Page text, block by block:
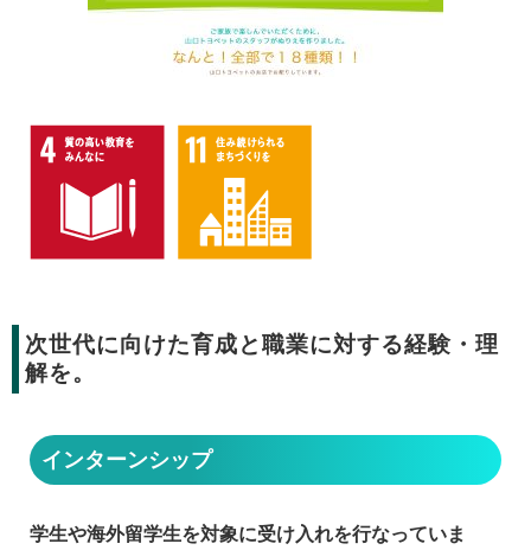
次世代に向けた育成と職業に対する経験・理
解を。
インターンシップ
学生や海外留学生を対象に受け入れを行なっていま